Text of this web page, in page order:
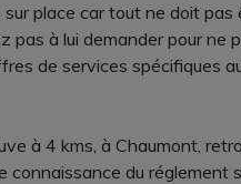
place car tout ne doit pas
à lui demander pour ne
de services spécifiques
à 4 kms, à Chaumont,
du réglement